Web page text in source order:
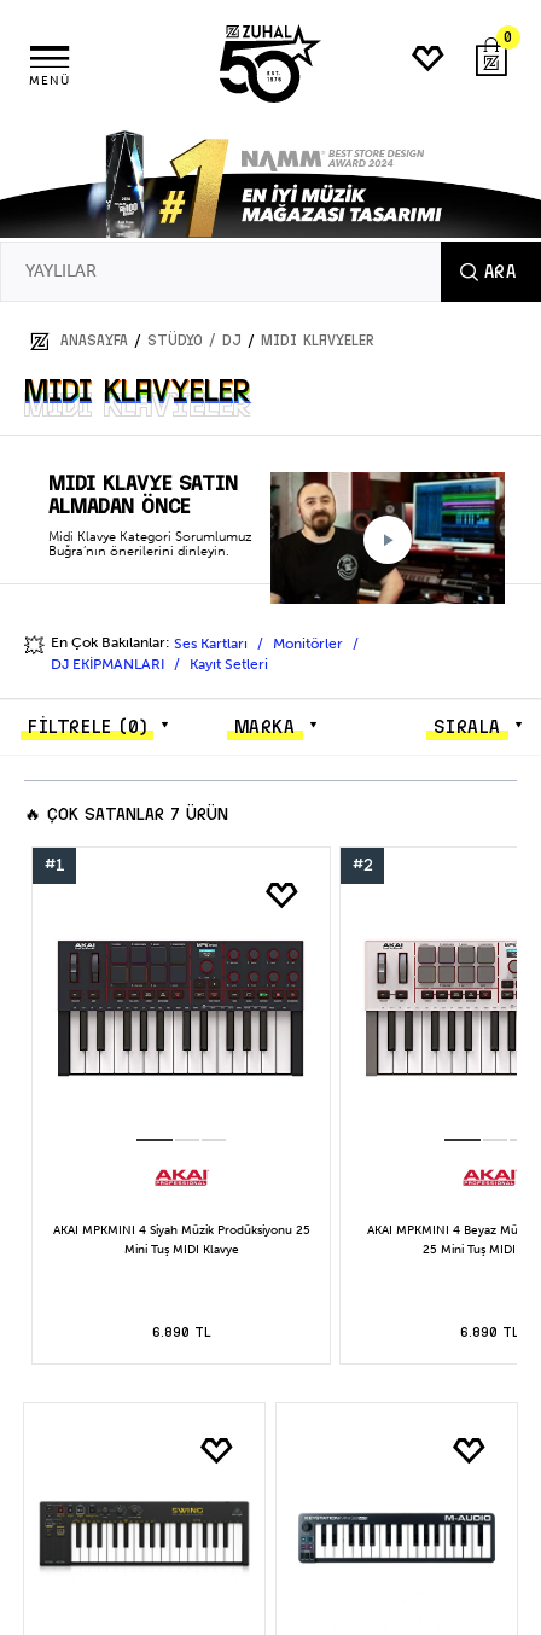
MENÜ
0
ARA
ANASAYFA / STÜDYO / DJ / MIDI Klavyeler
MIDI Klavyeler
MIDI Klavyeler
MIDI KLAVYE SATIN
ALMADAN ÖNCE
Midi Klavye Kategori Sorumlumuz
Buğra’nın önerilerini dinleyin.
💥 En Çok Bakılanlar: Ses Kartları
Monitörler
DJ EKİPMANLARI
Kayıt Setleri
FİLTRELE(0) MARKA SIRALA
🔥 ÇOK SATANLAR 7 ÜRÜN
#1
AKAI MPKMINI 4 Siyah Müzik Prodüksiyonu 25
Mini Tuş MIDI Klavye
6.890 TL
#2
AKAI MPKMINI 4 Beyaz Müzik
25 Mini Tuş MIDI
6.890 TL